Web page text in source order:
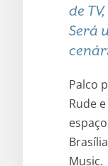
de
Será
Palco
Rude
Music.